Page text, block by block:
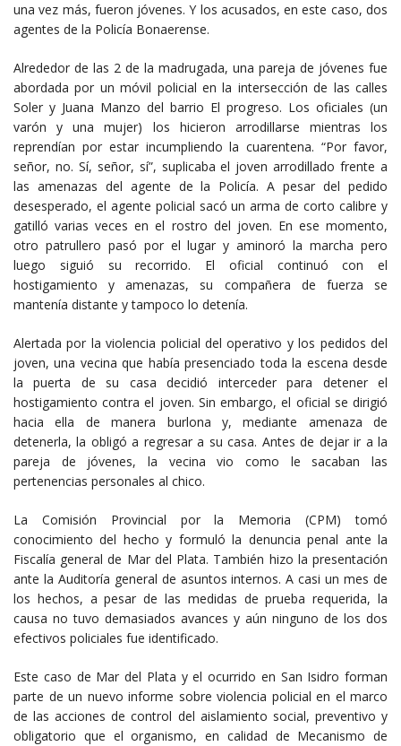
una vez más, fueron jóvenes. Y los acusados, en este caso, dos
agentes de la Policía Bonaerense.
Alrededor de las 2 de la madrugada, una pareja de jóvenes fue
abordada por un móvil policial en la intersección de las calles
Soler y Juana Manzo del barrio El progreso. Los oficiales (un
varón y una mujer) los hicieron arrodillarse mientras los
reprendían por estar incumpliendo la cuarentena. “Por favor,
señor, no. Sí, señor, sí”, suplicaba el joven arrodillado frente a
las amenazas del agente de la Policía. A pesar del pedido
desesperado, el agente policial sacó un arma de corto calibre y
gatilló varias veces en el rostro del joven. En ese momento,
otro patrullero pasó por el lugar y aminoró la marcha pero
luego siguió su recorrido. El oficial continuó con el
hostigamiento y amenazas, su compañera de fuerza se
mantenía distante y tampoco lo detenía.
Alertada por la violencia policial del operativo y los pedidos del
joven, una vecina que había presenciado toda la escena desde
la puerta de su casa decidió interceder para detener el
hostigamiento contra el joven. Sin embargo, el oficial se dirigió
hacia ella de manera burlona y, mediante amenaza de
detenerla, la obligó a regresar a su casa. Antes de dejar ir a la
pareja de jóvenes, la vecina vio como le sacaban las
pertenencias personales al chico.
La Comisión Provincial por la Memoria (CPM) tomó
conocimiento del hecho y formuló la denuncia penal ante la
Fiscalía general de Mar del Plata. También hizo la presentación
ante la Auditoría general de asuntos internos. A casi un mes de
los hechos, a pesar de las medidas de prueba requerida, la
causa no tuvo demasiados avances y aún ninguno de los dos
efectivos policiales fue identificado.
Este caso de Mar del Plata y el ocurrido en San Isidro forman
parte de un nuevo informe sobre violencia policial en el marco
de las acciones de control del aislamiento social, preventivo y
obligatorio que el organismo, en calidad de Mecanismo de